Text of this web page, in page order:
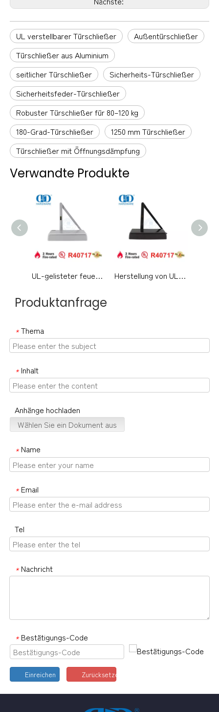
UL verstellbarer Türschließer
Außentürschließer
Türschließer aus Aluminium
seitlicher Türschließer
Sicherheits-Türschließer
Sicherheitsfeder-Türschließer
Robuster Türschließer für 80–120 kg
180-Grad-Türschließer
1250 mm Türschließer
Türschließer mit Öffnungsdämpfung
Verwandte Produkte
UL-gelisteter feuerbeständiger Architekturbeschlag aus Aluminiumlegierung, mittelschwerer, hydraulischer Türschließer aus Metall und Holz für Wohngebäude, DDDC060 Herstellung von UL-gelisteten, feuerfesten, hübschen Design-Aluminiumlegierungs-Oberflächenmontierten, hydraulischen Rückschlagklappen für gewerbliche Einzel- und Doppeltürschließer-DDDC060DA
Produktanfrage
* Thema
* Inhalt
Anhänge hochladen
Wählen Sie ein Dokument aus
* Name
* Email
Tel
* Nachricht
* Bestätigungs-Code
Einreichen Zurücksetzen